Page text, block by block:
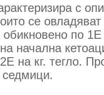
с
се
по
начална
на кг. тегло.